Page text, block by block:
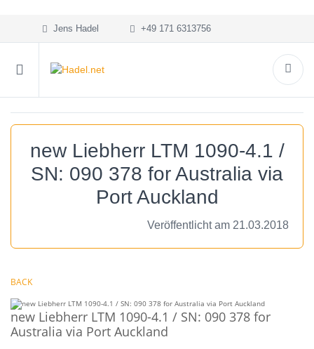
Jens Hadel +49 171 6313756
new Liebherr LTM 1090-4.1 /
SN: 090 378 for Australia via
Port Auckland
Veröffentlicht am 21.03.2018
BACK
new Liebherr LTM 1090-4.1 / SN: 090 378 for
Australia via Port Auckland